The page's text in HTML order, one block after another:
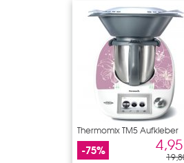
Thermomix TM5 Aufkleber
Blumen
-75%